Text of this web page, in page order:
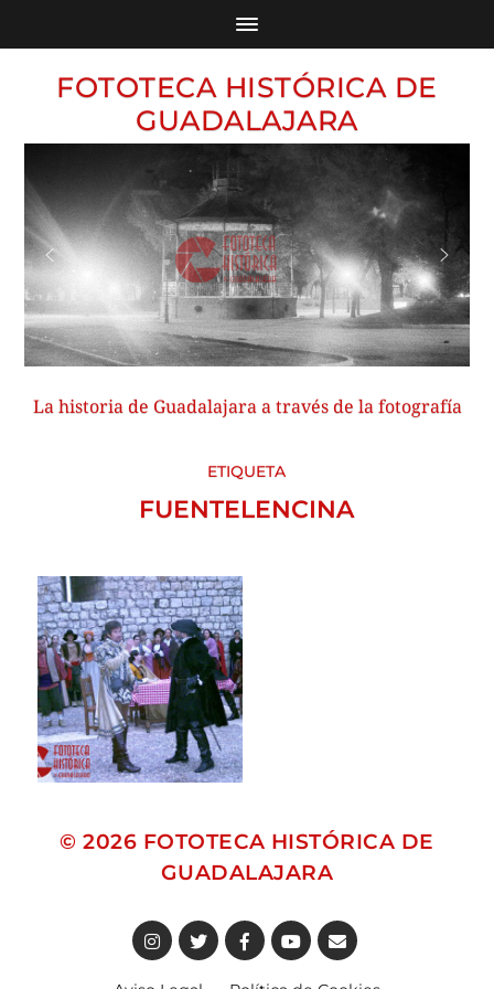
FOTOTECA HISTÓRICA DE
GUADALAJARA
La historia de Guadalajara a través de la fotografía
ETIQUETA
FUENTELENCINA
© 2026 FOTOTECA HISTÓRICA DE
GUADALAJARA